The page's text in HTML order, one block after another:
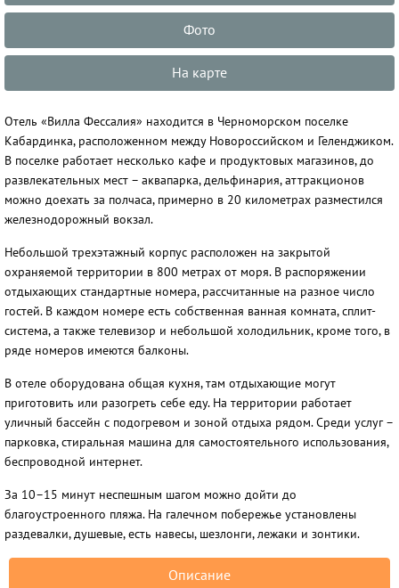
Фото
На карте
Отель «Вилла Фессалия» находится в Черноморском поселке
Кабардинка, расположенном между Новороссийском и Геленджиком.
В поселке работает несколько кафе и продуктовых магазинов, до
развлекательных мест – аквапарка, дельфинария, аттракционов
можно доехать за полчаса, примерно в 20 километрах разместился
железнодорожный вокзал.
Небольшой трехэтажный корпус расположен на закрытой
охраняемой территории в 800 метрах от моря. В распоряжении
отдыхающих стандартные номера, рассчитанные на разное число
гостей. В каждом номере есть собственная ванная комната, сплит-
система, а также телевизор и небольшой холодильник, кроме того, в
ряде номеров имеются балконы.
В отеле оборудована общая кухня, там отдыхающие могут
приготовить или разогреть себе еду. На территории работает
уличный бассейн с подогревом и зоной отдыха рядом. Среди услуг –
парковка, стиральная машина для самостоятельного использования,
беспроводной интернет.
За 10–15 минут неспешным шагом можно дойти до
благоустроенного пляжа. На галечном побережье установлены
раздевалки, душевые, есть навесы, шезлонги, лежаки и зонтики.
Описание